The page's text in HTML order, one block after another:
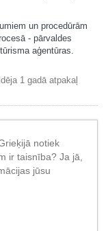
un procedūrām
- pārvaldes
aģentūras.
1 gadā atpakaļ